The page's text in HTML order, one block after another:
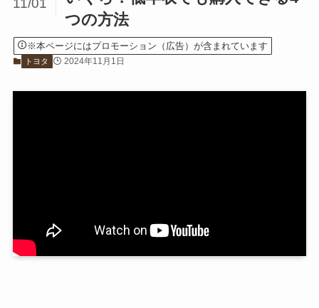
つの方法
11/01
※本ページにはプロモーション（広告）が含まれています
トヨタ 2024年11月1日